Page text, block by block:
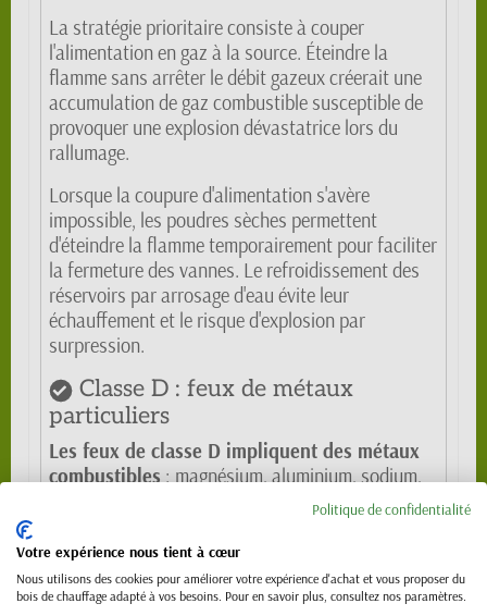
La stratégie prioritaire consiste à couper
l'alimentation en gaz à la source. Éteindre la
flamme sans arrêter le débit gazeux créerait une
accumulation de gaz combustible susceptible de
provoquer une explosion dévastatrice lors du
rallumage.
Lorsque la coupure d'alimentation s'avère
impossible, les poudres sèches permettent
d'éteindre la flamme temporairement pour faciliter
la fermeture des vannes. Le refroidissement des
réservoirs par arrosage d'eau évite leur
échauffement et le risque d'explosion par
surpression.
Classe D : feux de métaux
particuliers
Les feux de classe D impliquent des métaux
combustibles: magnésium, aluminium, sodium,
potassium, titanium. Ces matériaux brûlent à des
températures extrêmement élevées (souvent
supérieures à 2000°C) et réagissent violemment
avec l'eau.
Politique de confidentialité
Votre expérience nous tient à cœur
Nous utilisons des cookies pour améliorer votre expérience d'achat et vous proposer du
bois de chauffage adapté à vos besoins. Pour en savoir plus, consultez nos paramètres.